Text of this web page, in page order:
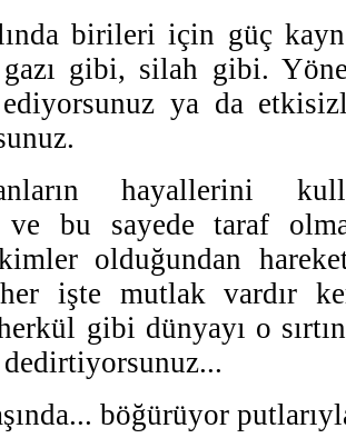
birileri için güç
gibi, silah gibi.
ya da
hayallerini
ve bu sayede taraf
olduğundan
her işte mutlak vardır
gibi dünyayı o
böğürüyor